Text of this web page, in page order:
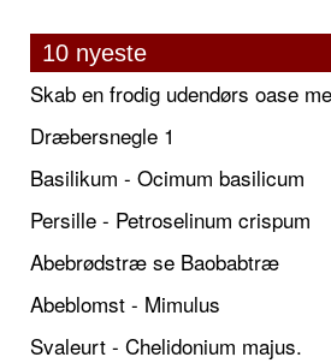
10 nyeste
Dræbersnegle 1
Basilikum - Ocimum basilicum
Persille - Petroselinum crispum
Abebrødstræ se Baobabtræ
Abeblomst - Mimulus
Svaleurt - Chelidonium majus.